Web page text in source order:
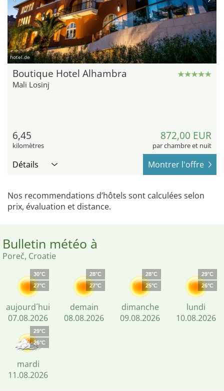
hotel.de
Boutique Hotel Alhambra
Mali Losinj
6,45
kilomètres
872,00 EUR
par chambre et nuit
Détails Montrer l'offre
Nos recommendations d’hôtels sont calculées selon
prix, évaluation et distance.
Bulletin météo à
Poreč, Croatie
30°C
27°C
aujourd´hui
07.08.2026
28°C
27°C
demain
08.08.2026
28°C
25°C
dimanche
09.08.2026
29°C
26°C
lundi
10.08.2026
29°C
26°C
mardi
11.08.2026